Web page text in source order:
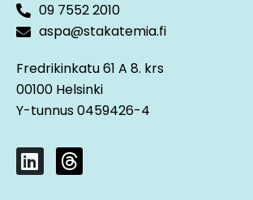
09 7552 2010
aspa@stakatemia.fi
Fredrikinkatu 61 A 8. krs
00100 Helsinki
Y-tunnus 0459426-4
L
i
T
h